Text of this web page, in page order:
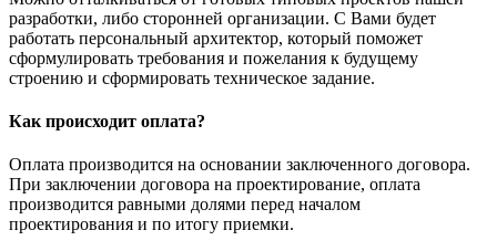
разработки, либо сторонней организации. С Вами будет
работать персональный архитектор, который поможет
сформулировать требования и пожелания к будущему
строению и сформировать техническое задание.
Как происходит оплата?
Оплата производится на основании заключенного договора.
При заключении договора на проектирование, оплата
производится равными долями перед началом
проектирования и по итогу приемки.